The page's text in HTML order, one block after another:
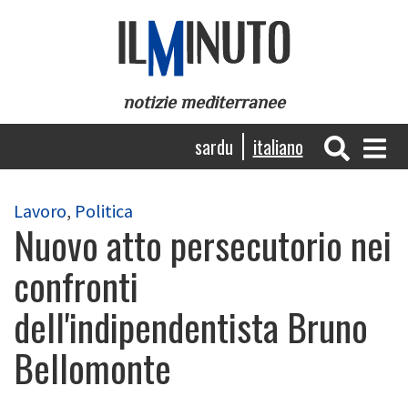
notizie mediterranee
Navigazione
principale
sardu italiano
Lavoro, Politica
Nuovo atto persecutorio nei
confronti
dell'indipendentista Bruno
Bellomonte